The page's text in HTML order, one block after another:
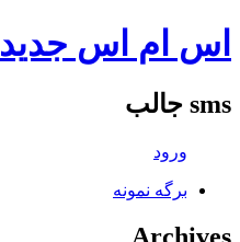
اس ام اس جدید
sms جالب
ورود
برگه نمونه
Archives